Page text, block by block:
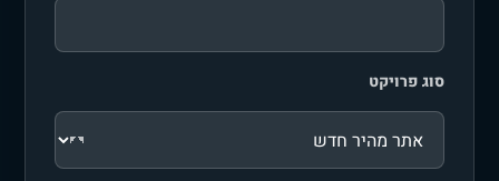
סוג פרויקט